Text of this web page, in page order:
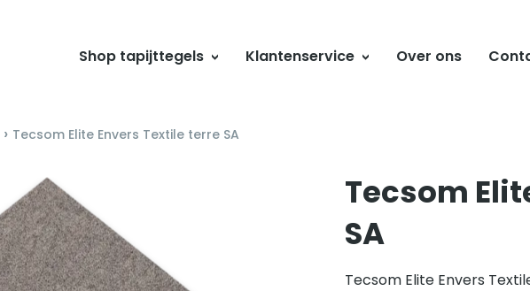
Shop tapijttegels Klantenservice Over ons
› Tecsom Elite Envers Textile terre SA
Tecsom
SA
Tecsom Elite Envers